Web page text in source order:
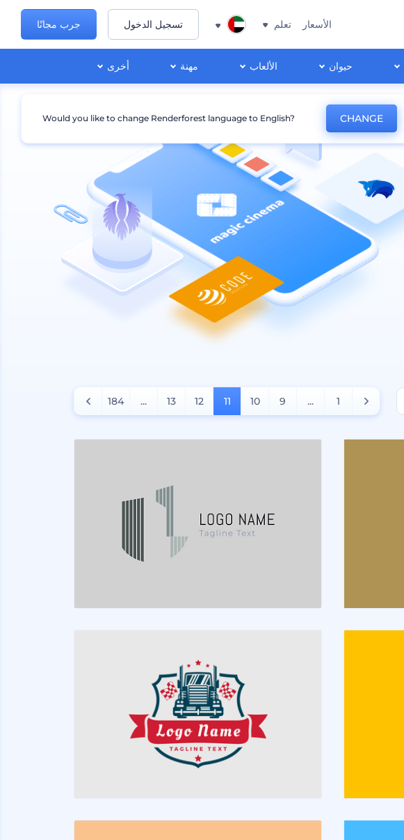
حيوان الألعاب مهنة أخرى
الأسعار تعلم تسجيل الدخول جرب مجانًا
1
...
9
10
11
12
13
...
184
Would you like to change Renderforest language to English? CHANGE